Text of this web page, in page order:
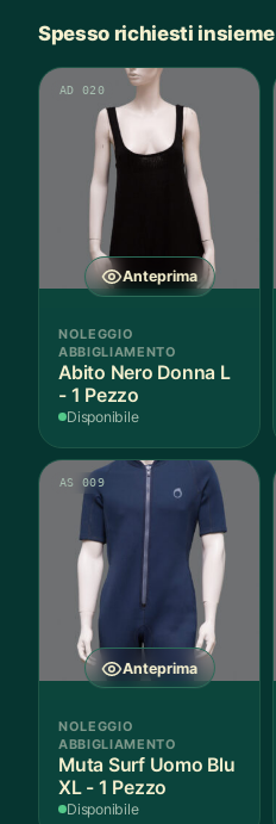
Spesso richiesti insieme
Anteprima
AD 020
NOLEGGIO
ABBIGLIAMENTO
Abito Nero Donna L
- 1 Pezzo
Disponibile
Anteprima
AS 009
NOLEGGIO
ABBIGLIAMENTO
Muta Surf Uomo Blu
XL - 1 Pezzo
Disponibile